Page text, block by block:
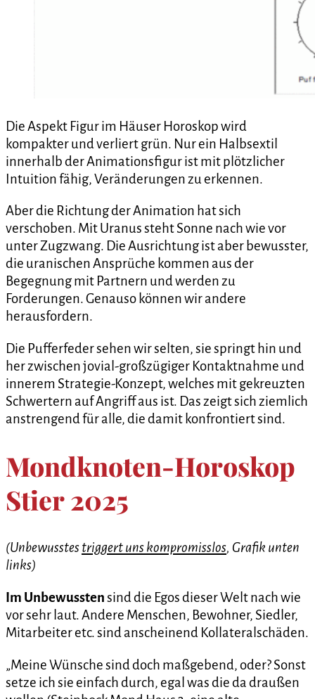
Die Aspekt Figur im Häuser Horoskop wird
kompakter und verliert grün. Nur ein Halbsextil
innerhalb der Animationsfigur ist mit plötzlicher
Intuition fähig, Veränderungen zu erkennen.
Aber die Richtung der Animation hat sich
verschoben. Mit Uranus steht Sonne nach wie vor
unter Zugzwang. Die Ausrichtung ist aber bewusster,
die uranischen Ansprüche kommen aus der
Begegnung mit Partnern und werden zu
Forderungen. Genauso können wir andere
herausfordern.
Die Pufferfeder sehen wir selten, sie springt hin und
her zwischen jovial-großzügiger Kontaktnahme und
innerem Strategie-Konzept, welches mit gekreuzten
Schwertern auf Angriff aus ist. Das zeigt sich ziemlich
anstrengend für alle, die damit konfrontiert sind.
Mondknoten-Horoskop
Stier 2025
(Unbewusstestriggert uns kompromisslos, Grafik unten
links)
Im Unbewusstensind die Egos dieser Welt nach wie
vor sehr laut. Andere Menschen, Bewohner, Siedler,
Mitarbeiter etc. sind anscheinend Kollateralschäden.
„Meine Wünsche sind doch maßgebend, oder? Sonst
setze ich sie einfach durch, egal was die da draußen